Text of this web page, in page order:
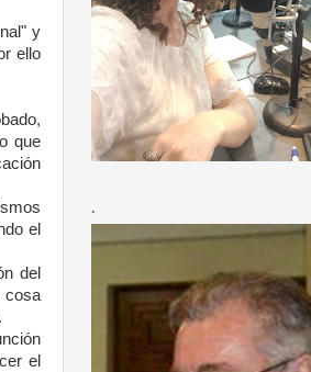
y
ello
que
el
del
cosa
el
.